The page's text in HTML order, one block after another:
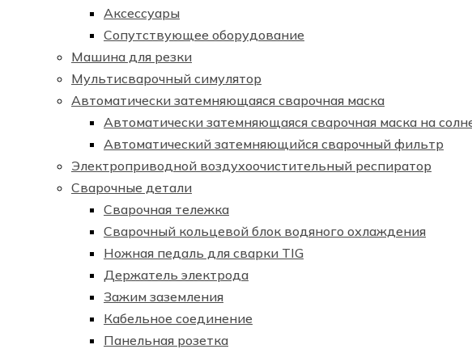
Аксессуары
Сопутствующее оборудование
Машина для резки
Мультисварочный симулятор
Автоматически затемняющаяся сварочная маска
Автоматически затемняющаяся сварочная маска на
Автоматический затемняющийся сварочный фильтр
Электроприводной воздухоочистительный респиратор
Сварочные детали
Сварочная тележка
Сварочный кольцевой блок водяного охлаждения
Ножная педаль для сварки TIG
Держатель электрода
Зажим заземления
Кабельное соединение
Панельная розетка